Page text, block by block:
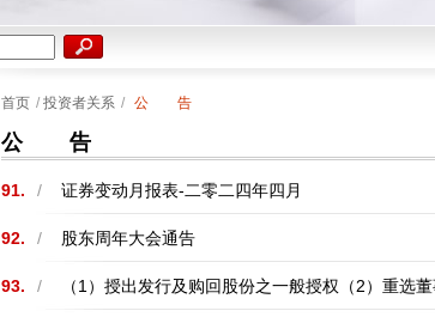
首页 / 投资者关系 / 公 告
公 告
91. / 证券变动月报表-二零二四年四月
92. / 股东周年大会通告
93. / （1）授出发行及购回股份之一般授权（2）重选